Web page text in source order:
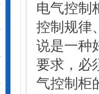
电气控制
控制规律
说是一种
要求，必
气控制柜